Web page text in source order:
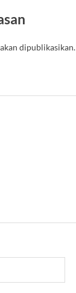
dipublikasikan.